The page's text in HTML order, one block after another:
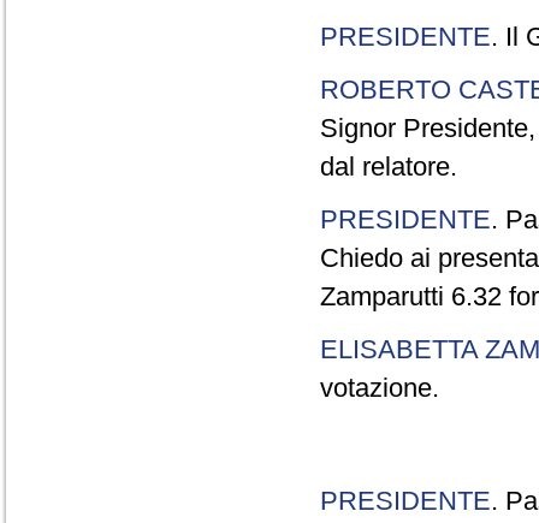
PRESIDENTE. Il
ROBERTO
Signor
dal relatore.
PRESIDENTE.
Chiedo ai
Zamparutti 6.32
ELISABETTA
votazione.
PRESIDENTE.